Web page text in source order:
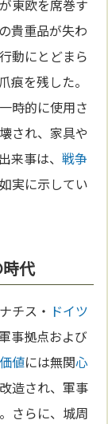
東欧を席巻す
貴重品が失わ
動にとどまら
痕を残した。
時的に使用さ
され、家具や
来事は、戦争
実に示してい
代
チス・ ドイツ
事拠点および
価値には無関心
造され、軍事
さらに、城周